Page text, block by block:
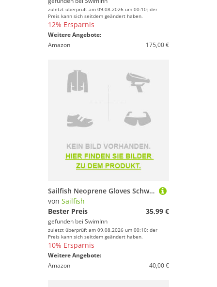
zuletzt überprüft am 09.08.2026 um 00:10; der
Preis kann sich seitdem geändert haben.
12% Ersparnis
Weitere Angebote:
Amazon
175,00 €
Sailfish Neoprene Gloves Schwarz M
von Sailfish
Bester Preis
35,99 €
gefunden bei SwimInn
zuletzt überprüft am 09.08.2026 um 00:10; der
Preis kann sich seitdem geändert haben.
10% Ersparnis
Weitere Angebote:
Amazon
40,00 €